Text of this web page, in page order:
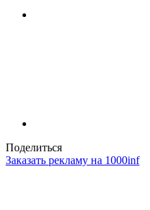
Поделиться
Заказать рекламу на 1000inf